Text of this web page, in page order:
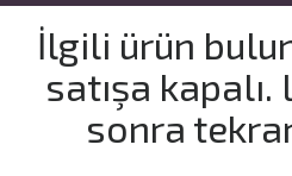
İlgili ürün
satışa
sonra